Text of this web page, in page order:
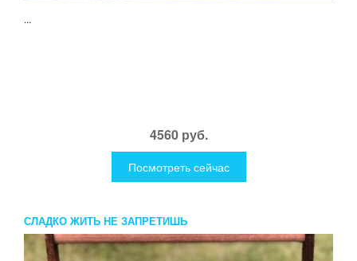
...
4560 руб.
Посмотреть сейчас
СЛАДКО ЖИТЬ НЕ ЗАПРЕТИШЬ